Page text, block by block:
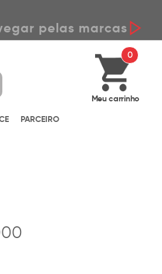
pelas marcas
0
Meu carrinho
PARCEIRO